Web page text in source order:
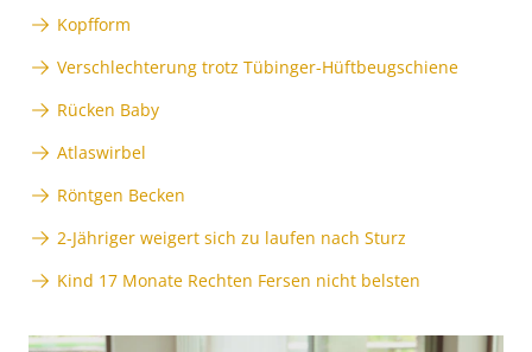
Kopfform
Verschlechterung trotz Tübinger-Hüftbeugschiene
Rücken Baby
Atlaswirbel
Röntgen Becken
2-Jähriger weigert sich zu laufen nach Sturz
Kind 17 Monate Rechten Fersen nicht belsten